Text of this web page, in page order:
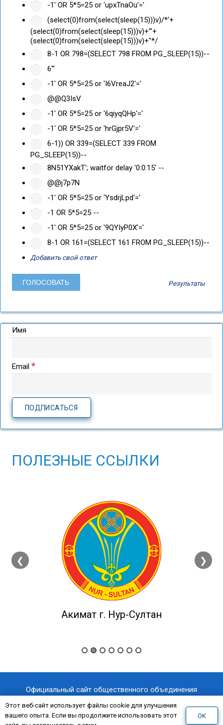
-1' OR 5*5=25 or 'upxTnaOu'='
(select(0)from(select(sleep(15)))v)/*'+
(select(0)from(select(sleep(15)))v)+'"+
(select(0)from(select(sleep(15)))v)+"*/
8-1 OR 798=(SELECT 798 FROM PG_SLEEP(15))--
6'"
-1' OR 5*5=25 or 'I6VreaJ2'='
@@Q3IsV
-1' OR 5*5=25 or '6qiyqQHp'='
-1' OR 5*5=25 or 'hrGjpr5V'='
6-1)) OR 339=(SELECT 339 FROM
PG_SLEEP(15))--
8N51YXakT'; waitfor delay '0:0:15' --
@@j7p7N
-1' OR 5*5=25 or 'YsdrjLpd'='
-1 OR 5*5=25 --
-1' OR 5*5=25 or '9QYIyP0X'='
8-1 OR 161=(SELECT 161 FROM PG_SLEEP(15))--
Добавить свой ответ
Результаты
Имя
Email *
ПОЛЕЗНЫЕ ССЫЛКИ
❮
Акимат г. Нур-Султан
❯
Официальный сайт общественного объединения
«Казахстанский отраслевой профессиональный союз
работников здравоохранения«AQNİET
Этот веб-сайт использует файлы cookie для улучшения
вашего опыта. Если вы продолжите использовать этот
OK